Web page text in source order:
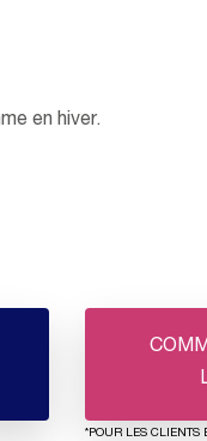
en hiver.
*POUR LES CLIENTS